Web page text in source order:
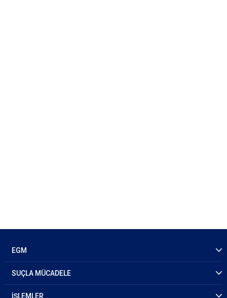
EGM
SUÇLA MÜCADELE
İŞLEMLER